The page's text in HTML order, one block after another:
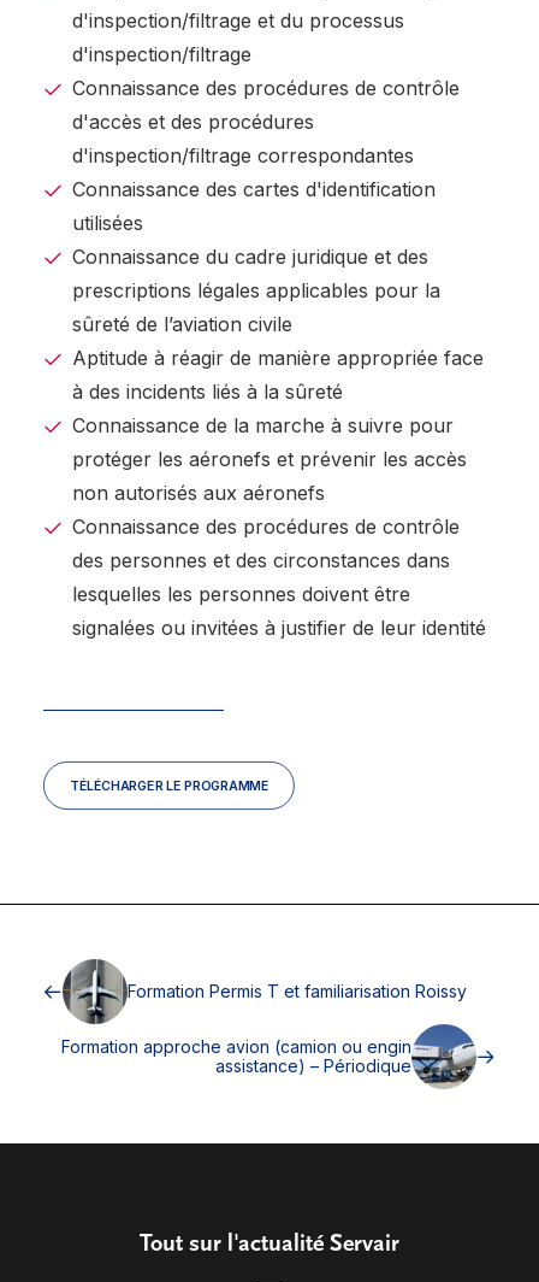
d'inspection/filtrage et du processus
d'inspection/filtrage
Connaissance des procédures de contrôle
d'accès et des procédures
d'inspection/filtrage correspondantes
Connaissance des cartes d'identification
utilisées
Connaissance du cadre juridique et des
prescriptions légales applicables pour la
sûreté de l’aviation civile
Aptitude à réagir de manière appropriée face
à des incidents liés à la sûreté
Connaissance de la marche à suivre pour
protéger les aéronefs et prévenir les accès
non autorisés aux aéronefs
Connaissance des procédures de contrôle
des personnes et des circonstances dans
lesquelles les personnes doivent être
signalées ou invitées à justifier de leur identité
TÉLÉCHARGER LE PROGRAMME
Formation Permis T et familiarisation Roissy
Formation approche avion (camion ou engin
assistance) – Périodique
Tout sur l'actualité Servair